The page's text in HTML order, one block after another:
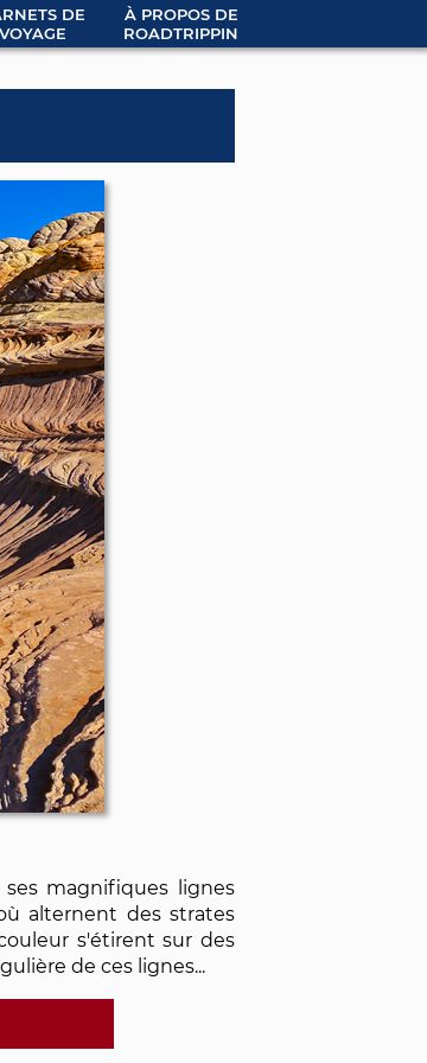
DE
VOYAGE
À PROPOS DE
ROADTRIPPIN
ses magnifiques lignes
alternent des strates
s'étirent sur des
de ces lignes...